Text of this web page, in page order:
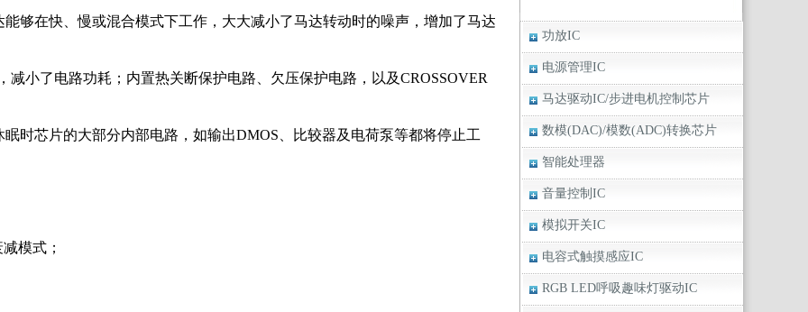
够在快、慢或混合模式下工作，大大减小了马达转动时的噪声，增加了马达
小了电路功耗；内置热关断保护电路、欠压保护电路，以及CROSSOVER
时芯片的大部分内部电路，如输出DMOS、比较器及电荷泵等都将停止工
模式；
功放IC
电源管理IC
马达驱动IC/步进电机控制芯片
数模(DAC)/模数(ADC)转换芯片
智能处理器
音量控制IC
模拟开关IC
电容式触摸感应IC
RGB LED呼吸趣味灯驱动IC